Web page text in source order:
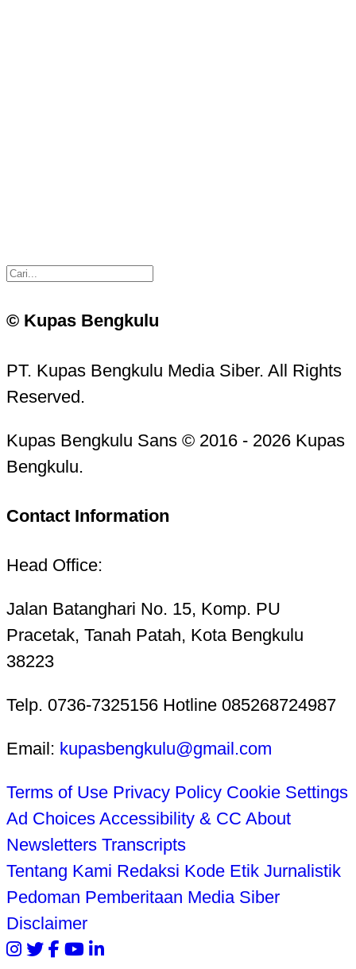
© Kupas Bengkulu
PT. Kupas Bengkulu Media Siber. All Rights
Reserved.
Kupas Bengkulu Sans © 2016 - 2026 Kupas
Bengkulu.
Contact Information
Head Office:
Jalan Batanghari No. 15, Komp. PU
Pracetak, Tanah Patah, Kota Bengkulu
38223
Telp. 0736-7325156 Hotline 085268724987
Email: kupasbengkulu@gmail.com
Terms of Use Privacy Policy Cookie Settings
Ad Choices Accessibility & CC About
Newsletters Transcripts
Tentang Kami Redaksi Kode Etik Jurnalistik
Pedoman Pemberitaan Media Siber
Disclaimer